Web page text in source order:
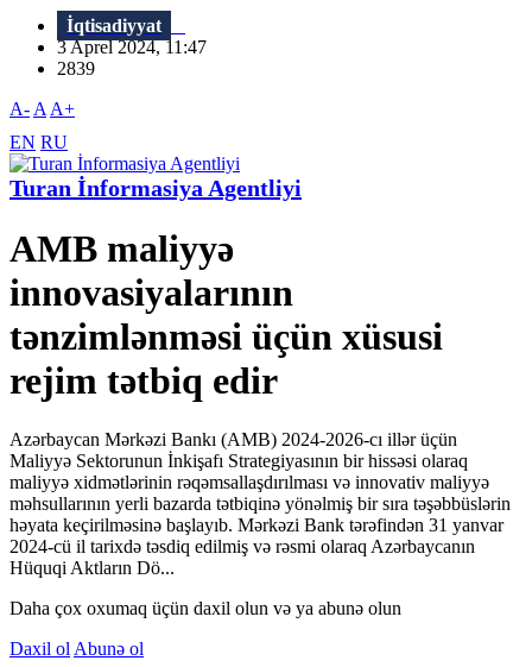
İqtisadiyyat
3 Aprel 2024, 11:47
2839
A- A A+
EN RU
Turan İnformasiya Agentliyi
AMB maliyyə
innovasiyalarının
tənzimlənməsi üçün xüsusi
rejim tətbiq edir
Azərbaycan Mərkəzi Bankı (AMB) 2024-2026-cı illər üçün
Maliyyə Sektorunun İnkişafı Strategiyasının bir hissəsi olaraq
maliyyə xidmətlərinin rəqəmsallaşdırılması və innovativ maliyyə
məhsullarının yerli bazarda tətbiqinə yönəlmiş bir sıra təşəbbüslərin
həyata keçirilməsinə başlayıb. Mərkəzi Bank tərəfindən 31 yanvar
2024-cü il tarixdə təsdiq edilmiş və rəsmi olaraq Azərbaycanın
Hüquqi Aktların Dö...
Daha çox oxumaq üçün daxil olun və ya abunə olun
Daxil ol Abunə ol